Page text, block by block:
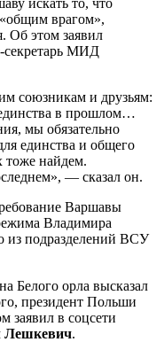
врагом»,
Об этом заявил
секретарь МИД
союзникам и друзьям:
в прошлом…
мы обязательно
единства и общего
тоже найдем.
— сказал он.
Варшавы
Владимира
из подразделений ВСУ
Белого орла высказал
президент Польши
заявил в соцсети
Лешкевич.